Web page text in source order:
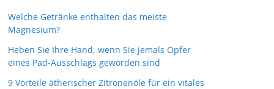
Welche Getränke enthalten das meiste
Magnesium?
Heben Sie Ihre Hand, wenn Sie jemals Opfer
eines Pad-Ausschlags geworden sind
9 Vorteile ätherischer Zitronenöle für ein vitales